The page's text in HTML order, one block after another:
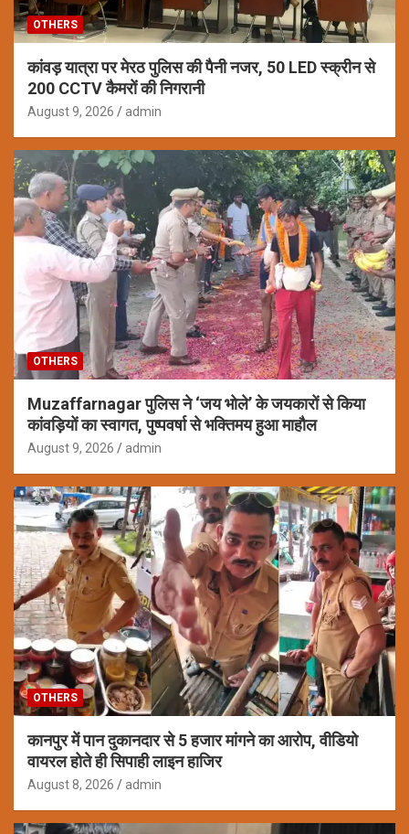
OTHERS
कांवड़ यात्रा पर मेरठ पुलिस की पैनी नजर, 50 LED स्क्रीन से
200 CCTV कैमरों की निगरानी
August 9, 2026 admin
OTHERS
Muzaffarnagar पुलिस ने ‘जय भोले’ के जयकारों से किया
कांवड़ियों का स्वागत, पुष्पवर्षा से भक्तिमय हुआ माहौल
August 9, 2026 admin
OTHERS
कानपुर में पान दुकानदार से 5 हजार मांगने का आरोप, वीडियो
वायरल होते ही सिपाही लाइन हाजिर
August 8, 2026 admin